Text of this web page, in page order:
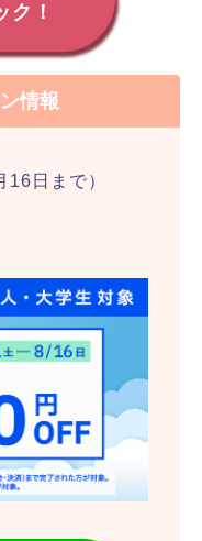
ク！
情報
日まで）